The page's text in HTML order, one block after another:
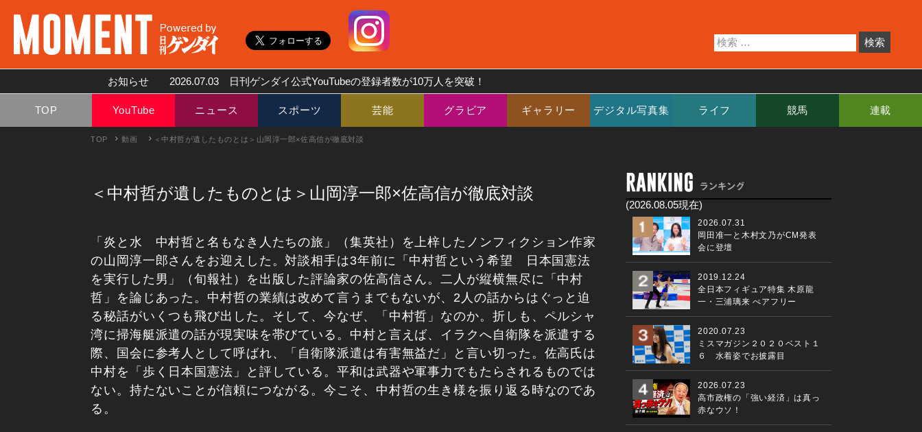
お知らせ 2026.07.03 日刊ゲンダイ公式YouTubeの登録者数が10万人を突破！
TOP YouTube ニュース スポーツ 芸能 グラビア ギャラリー デジタル写真集 ライフ 競馬 連載
TOP 動画 ＜中村哲が遺したものとは＞山岡淳一郎×佐高信が徹底対談
＜中村哲が遺したものとは＞山岡淳一郎×佐高信が徹底対談
「炎と水 中村哲と名もなき人たちの旅」（集英社）を上梓したノンフィクション作家
の山岡淳一郎さんをお迎えした。対談相手は3年前に「中村哲という希望 日本国憲法
を実行した男」（旬報社）を出版した評論家の佐高信さん。二人が縦横無尽に「中村
哲」を論じあった。中村哲の業績は改めて言うまでもないが、2人の話からはぐっと迫
る秘話がいくつも飛び出した。そして、今なぜ、「中村哲」なのか。折しも、ペルシャ
湾に掃海艇派遣の話が現実味を帯びている。中村と言えば、イラクへ自衛隊を派遣する
際、国会に参考人として呼ばれ、「自衛隊派遣は有害無益だ」と言い切った。佐高氏は
中村を「歩く日本国憲法」と評している。平和は武器や軍事力でもたらされるものでは
ない。持たないことが信頼につながる。今こそ、中村哲の生き様を振り返る時なのであ
る。
(2026.08.05現在)
2026.07.31
岡田准一と木村文乃がCM発表
会に登壇
2019.12.24
全日本フィギュア特集 木原龍
一・三浦璃来 ぺアフリー
2020.07.23
ミスマガジン２０２０ベスト１
６ 水着姿でお披露目
2026.07.23
高市政権の「強い経済」は真っ
赤なウソ！